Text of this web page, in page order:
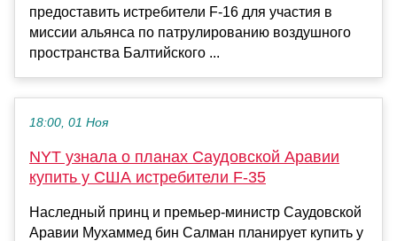
предоставить истребители F-16 для участия в
миссии альянса по патрулированию воздушного
пространства Балтийского ...
18:00, 01 Ноя
NYT узнала о планах Саудовской Аравии
купить у США истребители F-35
Наследный принц и премьер-министр Саудовской
Аравии Мухаммед бин Салман планирует купить у